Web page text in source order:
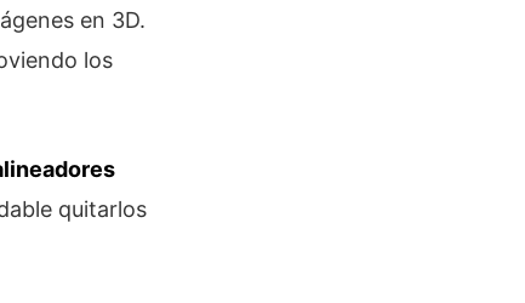
en 3D.
los
quitarlos